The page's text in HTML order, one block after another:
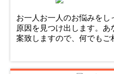
お一人お一人のお悩みを
原因を見つけ出します。
案致しますので、何でもご